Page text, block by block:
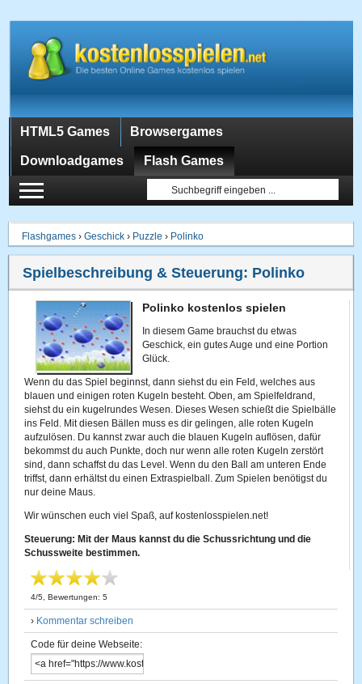
HTML5 Games Browsergames
Downloadgames Flash Games
Flashgames ›Geschick › Puzzle › Polinko
Spielbeschreibung & Steuerung: Polinko
Polinko kostenlos spielen
In diesem Game brauchst du etwas
Geschick, ein gutes Auge und eine Portion
Glück.
Wenn du das Spiel beginnst, dann siehst du ein Feld, welches aus
blauen und einigen roten Kugeln besteht. Oben, am Spielfeldrand,
siehst du ein kugelrundes Wesen. Dieses Wesen schießt die Spielbälle
ins Feld. Mit diesen Bällen muss es dir gelingen, alle roten Kugeln
aufzulösen. Du kannst zwar auch die blauen Kugeln auflösen, dafür
bekommst du auch Punkte, doch nur wenn alle roten Kugeln zerstört
sind, dann schaffst du das Level. Wenn du den Ball am unteren Ende
triffst, dann erhältst du einen Extraspielball. Zum Spielen benötigst du
nur deine Maus.
Wir wünschen euch viel Spaß, auf kostenlosspielen.net!
Steuerung: Mit der Maus kannst du die Schussrichtung und die
Schussweite bestimmen.
4/5 , Bewertungen:5
› Kommentar schreiben
Code für deine Webseite: